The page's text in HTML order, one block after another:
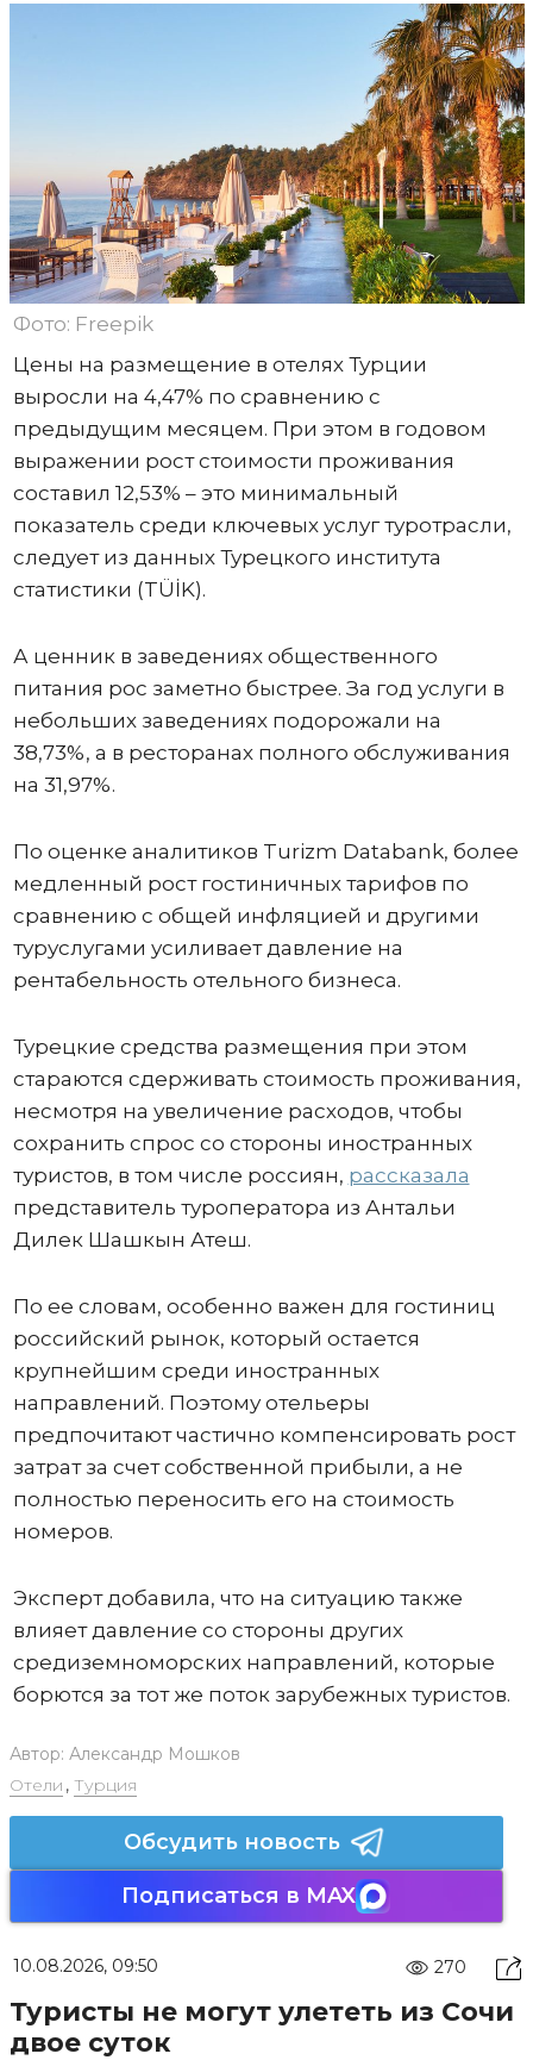
Фото: Freepik
Цены на размещение в отелях Турции
выросли на 4,47% по сравнению с
предыдущим месяцем. При этом в годовом
выражении рост стоимости проживания
составил 12,53% – это минимальный
показатель среди ключевых услуг туротрасли,
следует из данных Турецкого института
статистики (TÜİK).
А ценник в заведениях общественного
питания рос заметно быстрее. За год услуги в
небольших заведениях подорожали на
38,73%, а в ресторанах полного обслуживания
на 31,97%.
По оценке аналитиков Turizm Databank, более
медленный рост гостиничных тарифов по
сравнению с общей инфляцией и другими
туруслугами усиливает давление на
рентабельность отельного бизнеса.
Турецкие средства размещения при этом
стараются сдерживать стоимость проживания,
несмотря на увеличение расходов, чтобы
сохранить спрос со стороны иностранных
туристов, в том числе россиян, рассказала
представитель туроператора из Антальи
Дилек Шашкын Атеш.
По ее словам, особенно важен для гостиниц
российский рынок, который остается
крупнейшим среди иностранных
направлений. Поэтому отельеры
предпочитают частично компенсировать рост
затрат за счет собственной прибыли, а не
полностью переносить его на стоимость
номеров.
Эксперт добавила, что на ситуацию также
влияет давление со стороны других
средиземноморских направлений, которые
борются за тот же поток зарубежных туристов.
Автор: Александр Мошков
Отели , Турция
Обсудить новость
Подписаться в MAX
10.08.2026, 09:50 270
Туристы не могут улететь из Сочи
двое суток